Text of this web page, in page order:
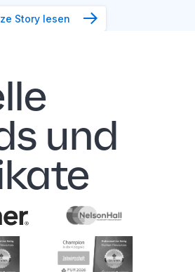
Story lesen
und